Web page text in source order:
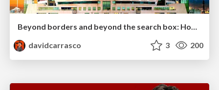
Beyond borders and beyond the search box: How to win the global "messy middle" with AI-driven SEO
davidcarrasco
3 200